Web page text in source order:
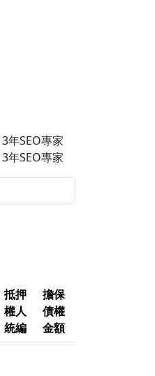
年SEO專家
年SEO專家
抵押
權人
統編
擔保
債權
金額